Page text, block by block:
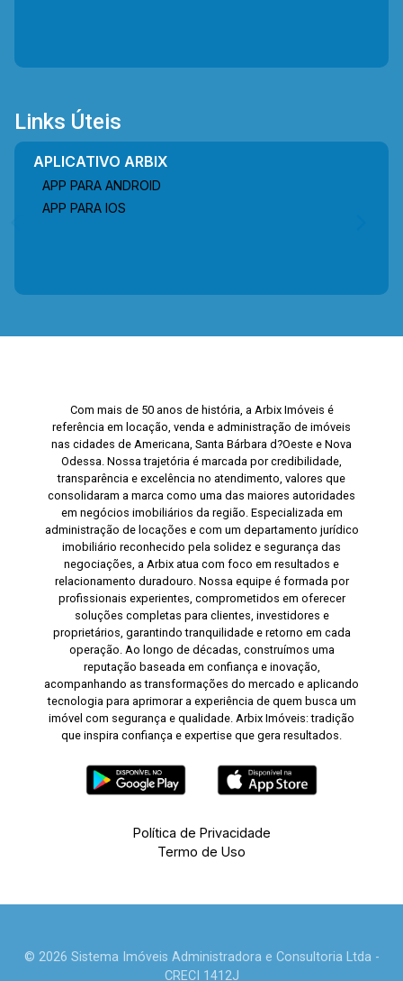
Links Úteis
APLICATIVO ARBIX
APP PARA ANDROID
APP PARA IOS
Com mais de 50 anos de história, a Arbix Imóveis é
referência em locação, venda e administração de imóveis
nas cidades de Americana, Santa Bárbara d?Oeste e Nova
Odessa. Nossa trajetória é marcada por credibilidade,
transparência e excelência no atendimento, valores que
consolidaram a marca como uma das maiores autoridades
em negócios imobiliários da região. Especializada em
administração de locações e com um departamento jurídico
imobiliário reconhecido pela solidez e segurança das
negociações, a Arbix atua com foco em resultados e
relacionamento duradouro. Nossa equipe é formada por
profissionais experientes, comprometidos em oferecer
soluções completas para clientes, investidores e
proprietários, garantindo tranquilidade e retorno em cada
operação. Ao longo de décadas, construímos uma
reputação baseada em confiança e inovação,
acompanhando as transformações do mercado e aplicando
tecnologia para aprimorar a experiência de quem busca um
imóvel com segurança e qualidade. Arbix Imóveis: tradição
que inspira confiança e expertise que gera resultados.
Política de Privacidade
Termo de Uso
© 2026 Sistema Imóveis Administradora e Consultoria Ltda -
CRECI 1412J